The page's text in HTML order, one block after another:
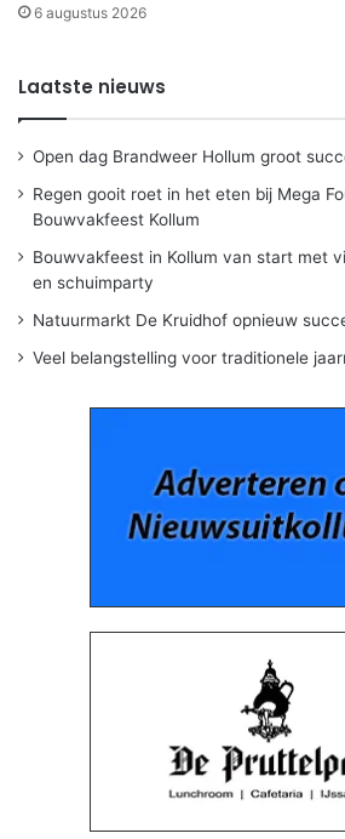
6 augustus 2026
Laatste nieuws
Open dag Brandweer Hollum groot
Regen gooit roet in het eten bij Mega
Bouwvakfeest Kollum
Bouwvakfeest in Kollum van start met
en schuimparty
Natuurmarkt De Kruidhof opnieuw
Veel belangstelling voor traditionele